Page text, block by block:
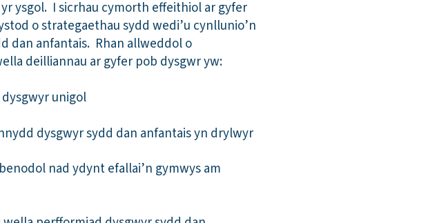
yr ysgol. I sicrhau cymorth effeithiol ar gyfer
o strategaethau sydd wedi’u cynllunio’n
dan anfantais. Rhan allweddol o
deilliannau ar gyfer pob dysgwr yw:
unigol
dysgwyr sydd dan anfantais yn drylwyr
nad ydynt efallai’n gymwys am